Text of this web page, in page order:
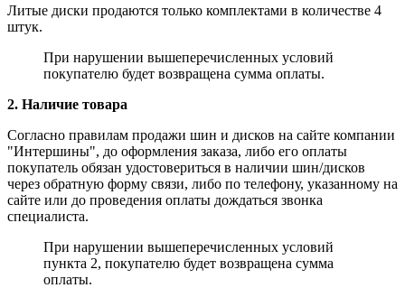
Литые диски продаются только комплектами в количестве 4
штук.
При нарушении вышеперечисленных условий
покупателю будет возвращена сумма оплаты.
2. Наличие товара
Согласно правилам продажи шин и дисков на сайте компании
"Интершины", до оформления заказа, либо его оплаты
покупатель обязан удостовериться в наличии шин/дисков
через обратную форму связи, либо по телефону, указанному на
сайте или до проведения оплаты дождаться звонка
специалиста.
При нарушении вышеперечисленных условий
пункта 2, покупателю будет возвращена сумма
оплаты.